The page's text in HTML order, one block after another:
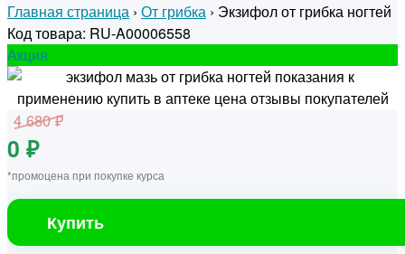
Главная страница › От грибка › Экзифол от грибка ногтей
Код товара: RU-A00006558
Акция
4 680 ₽
0 ₽
*промоцена при покупке курса
Купить